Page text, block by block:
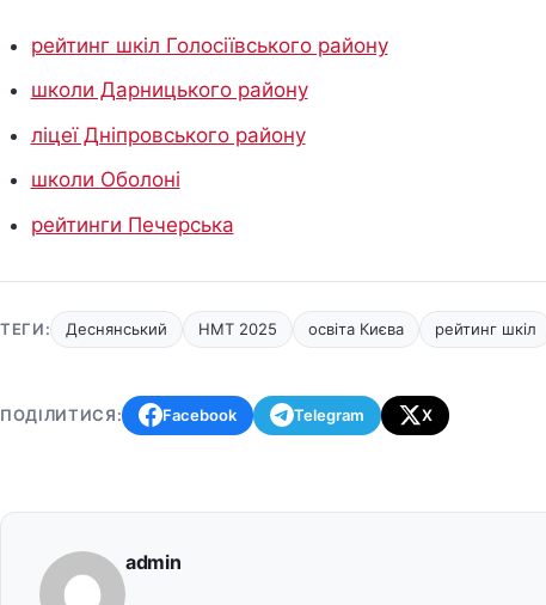
рейтинг шкіл Голосіївського району
школи Дарницького району
ліцеї Дніпровського району
школи Оболоні
рейтинги Печерська
ТЕГИ: Деснянський НМТ 2025 освіта Києва рейтинг шкіл
ПОДІЛИТИСЯ: Facebook Telegram X
admin